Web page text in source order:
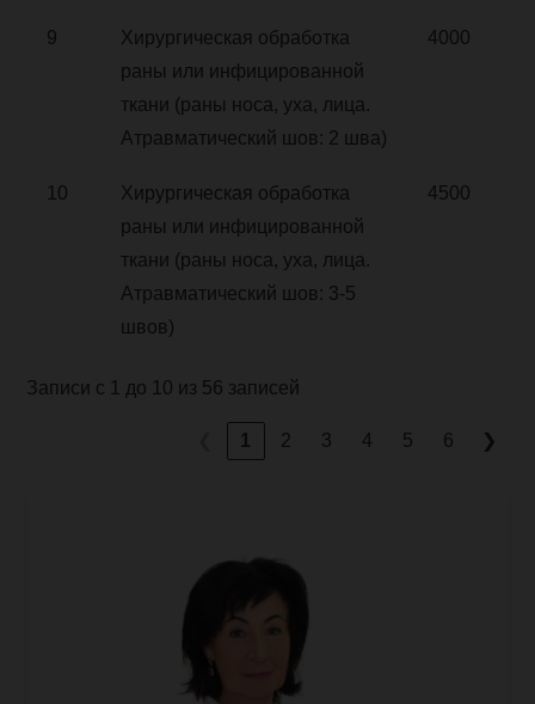
9
Хирургическая обработка
раны или инфицированной
ткани (раны носа, уха, лица.
Атравматический шов: 2 шва)
4000
10
Хирургическая обработка
раны или инфицированной
ткани (раны носа, уха, лица.
Атравматический шов: 3-5
швов)
4500
Записи с 1 до 10 из 56 записей
1 2 3 4 5 6 ❯